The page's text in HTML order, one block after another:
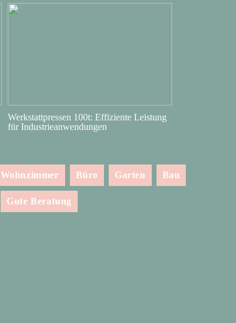
Werkstattpressen 100t: Effiziente Leistung
für Industrieanwendungen
Wohnzimmer Büro Garten Bau
Gute Beratung